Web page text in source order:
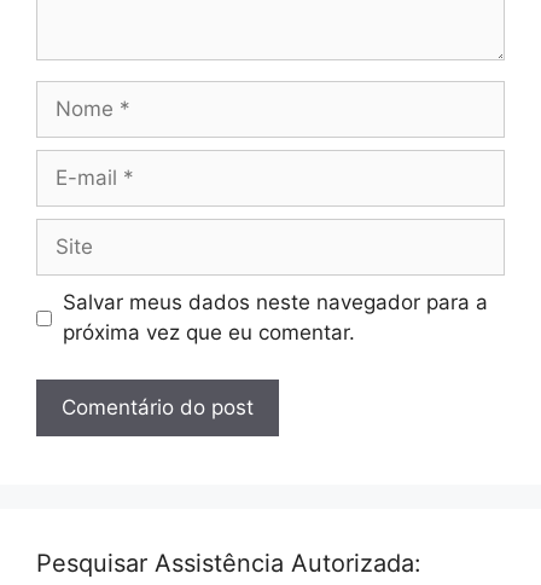
Nome
Site
Salvar meus dados neste navegador para a
próxima vez que eu comentar.
Pesquisar Assistência Autorizada: